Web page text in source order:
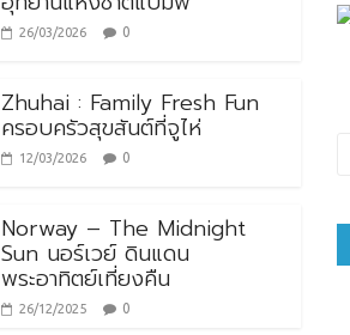
26/03/2026 0
Zhuhai : Family Fresh Fun
ครอบครัวสุขสันต์ที่จูไห่
12/03/2026 0
Norway – The Midnight
Sun นอร์เวย์ ดินแดน
พระอาทิตย์เที่ยงคืน
26/12/2025 0